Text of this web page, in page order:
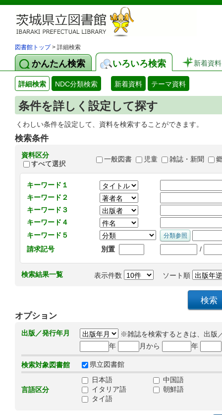
図書館トップ> 詳細検索
かんたん検索 いろいろ検索 新着資料
詳細検索 NDC分類検索 新着資料 テーマ資料
条件を詳しく設定して探す
くわしい条件を設定して、資料を検索することができます。
検索条件
資料区分
すべて選択
一般図書 児童 雑誌・新聞
キーワード１
キーワード２
キーワード３
キーワード４
キーワード５
請求記号
別置 /
検索結果一覧 表示件数 ソート順
オプション
出版／発行年月
※雑誌を検索するときは、出版
年
月から 年
検索対象図書館 県立図書館
言語区分
日本語
中国語
イタリア語
朝鮮語
タイ語